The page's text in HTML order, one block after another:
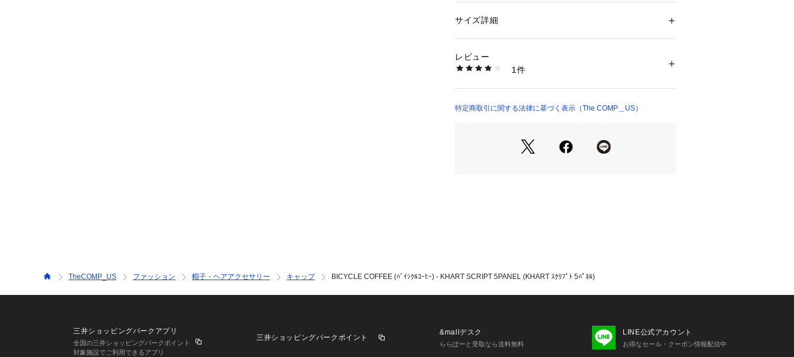
Fits All
KHART...
1988年生まれ宮城県出身。
バンドのフライヤー、CDカバー、マーチャンダイズの提
白と黒でダイナミックかつ繊密に構成される力強いアー
性別：レディース
商品番号： 3540100003075
サイズ詳細
レビュー
1件
特定商取引に関する法律に基づく表示（The COMP＿US）
TheCOMP_US ファッション 帽子・ヘアアクセサリー キャップ BICYCLE COFFEE (ﾊﾞｲｼｸﾙｺｰﾋｰ) - KHART SCRIPT 5PANEL (KHART ｽｸﾘﾌﾟﾄ 5ﾊﾟﾈﾙ)
三井ショッピングパークアプリ
全国の三井ショッピングパークポイント
対象施設でご利用できるアプリ
三井ショッピングパークポイント
&mallデスク
ららぽーと受取なら送料無料
LINE公式アカウント
お得なセール・クーポン情報配信中